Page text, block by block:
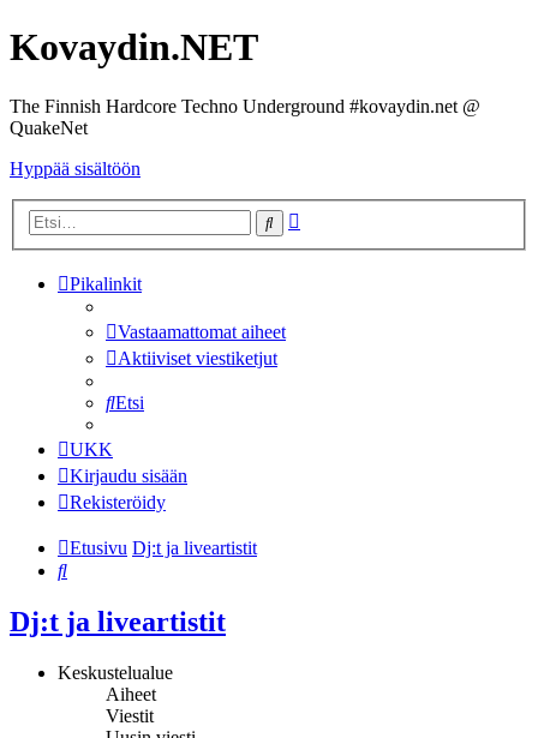
Kovaydin.NET
The Finnish Hardcore Techno Underground #kovaydin.net @
QuakeNet
Hyppää sisältöön
Etsi
Pikalinkit
Vastaamattomat aiheet
Aktiiviset viestiketjut
Etsi
UKK
Kirjaudu sisään
Rekisteröidy
Etusivu Dj:t ja liveartistit
Etsi
Dj:t ja liveartistit
Keskustelualue
Aiheet
Viestit